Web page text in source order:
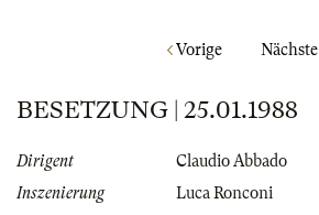
Vorige Nächste
BESETZUNG | 25.01.1988
Dirigent
Claudio Abbado
Inszenierung
Luca Ronconi